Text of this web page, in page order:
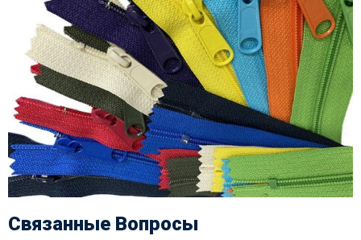
Связанные Вопросы